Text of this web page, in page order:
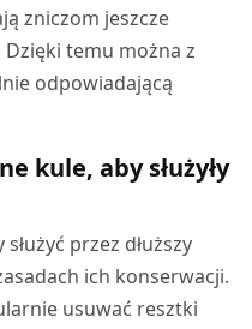
zniczom jeszcze
temu można z
odpowiadającą
kule, aby służyły
służyć przez dłuższy
ich konserwacji.
usuwać resztki